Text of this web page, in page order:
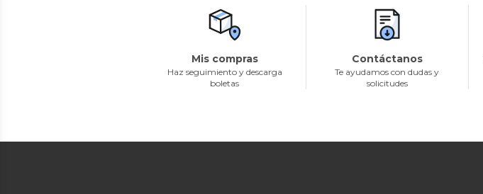
Mis compras
Haz seguimiento y descarga
boletas
Contáctanos
Te ayudamos con dudas y
solicitudes